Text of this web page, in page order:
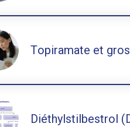
Topiramate et
Diéthylstilbestrol